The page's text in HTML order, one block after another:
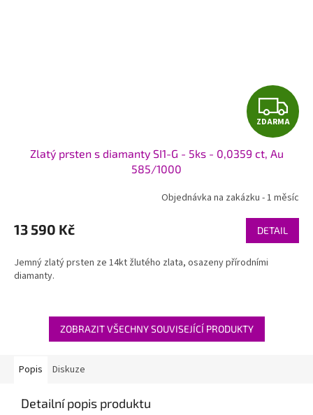
Z
D
R
M
A
ZDARMA
Zlatý prsten s diamanty SI1-G - 5ks - 0,0359 ct, Au
585/1000
Objednávka na zakázku - 1 měsíc
13 590 Kč DETAIL
Jemný zlatý prsten ze 14kt žlutého zlata, osazeny přírodními
diamanty.
ZOBRAZIT VŠECHNY SOUVISEJÍCÍ PRODUKTY
Popis Diskuze
Detailní popis produktu